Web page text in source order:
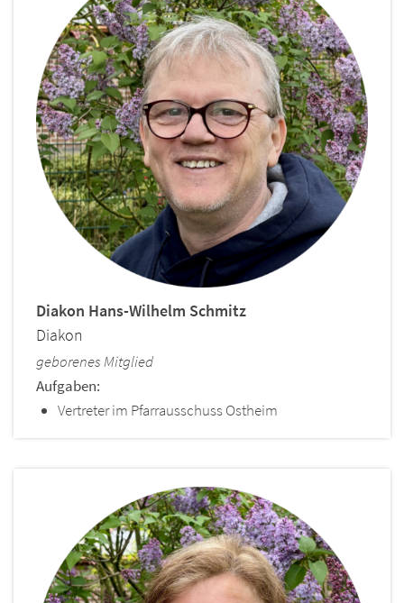
Diakon Hans-Wilhelm Schmitz
Diakon
geborenes Mitglied
Aufgaben:
Vertreter im Pfarrausschuss Ostheim